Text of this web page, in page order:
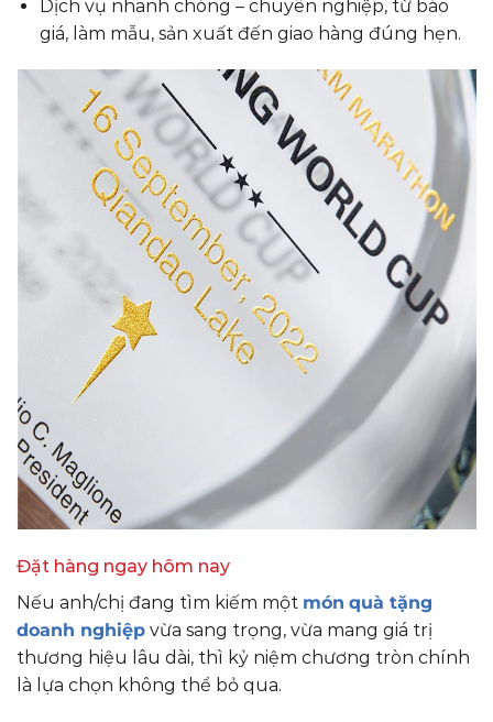
Dịch vụ nhanh chóng – chuyên nghiệp, từ báo
giá, làm mẫu, sản xuất đến giao hàng đúng hẹn.
Đặt hàng ngay hôm nay
Nếu anh/chị đang tìm kiếm một món quà tặng
doanh nghiệp vừa sang trọng, vừa mang giá trị
thương hiệu lâu dài, thì kỷ niệm chương tròn chính
là lựa chọn không thể bỏ qua.